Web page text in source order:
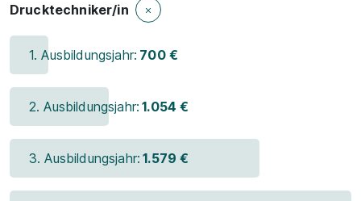
Drucktechniker/in
1. Ausbildungsjahr: 700 €
2. Ausbildungsjahr: 1.054 €
3. Ausbildungsjahr: 1.579 €